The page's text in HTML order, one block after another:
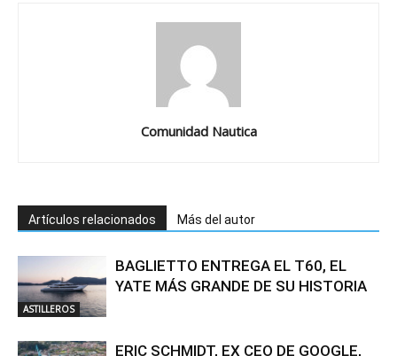
Comunidad Nautica
Artículos relacionados Más del autor
ASTILLEROS
BAGLIETTO ENTREGA EL T60, EL
YATE MÁS GRANDE DE SU HISTORIA
ERIC SCHMIDT, EX CEO DE GOOGLE,